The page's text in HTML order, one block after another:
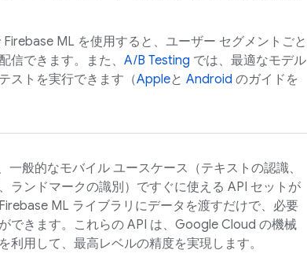
Firebase ML を使用すると、ユーザー セグメントごと
信できます。また、 A/B Testing では、最適なモデル
ストを実行できます（Appleと Android のガイドを
一般的なモバイル ユースケース（テキストの認識、
ランドマークの識別）ですぐに使える API セットが
Firebase ML ライブラリにデータを渡すだけで、必要
できます。これらの API は、 Google Cloud の機械
利用して、最高レベルの精度を実現します。